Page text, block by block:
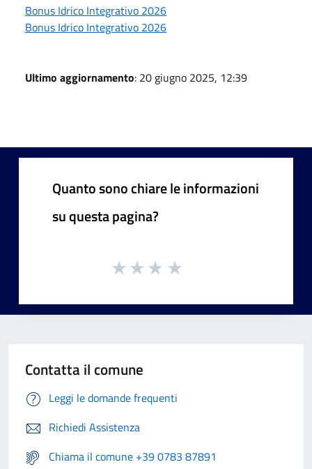
Bonus Idrico Integrativo 2026
Bonus Idrico Integrativo 2026
Ultimo aggiornamento: 20 giugno 2025, 12:39
Quanto sono chiare le informazioni
su questa pagina?
Contatta il comune
Leggi le domande frequenti
Richiedi Assistenza
Chiama il comune +39 0783 87891